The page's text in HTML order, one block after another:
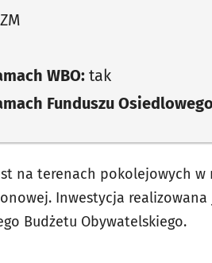
WBO: tak
Funduszu
na terenach pokolejowych
Inwestycja
Budżetu Obywatelskiego.